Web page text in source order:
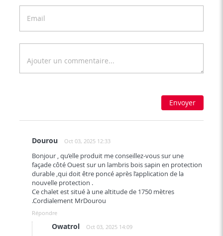
Envoyer
Dourou Oct 03, 2025 12:33
Bonjour , qu’elle produit me conseillez-vous sur une
façade côté Ouest sur un lambris bois sapin en protection
durable ,qui doit être poncé après l’application de la
nouvelle protection .
Ce chalet est situé à une altitude de 1750 mètres
.Cordialement MrDourou
Répondre
Owatrol Oct 03, 2025 14:09